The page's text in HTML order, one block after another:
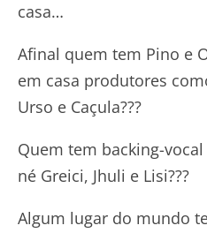
casa…
Afinal quem tem Pino e
em casa produtores
Urso e Caçula???
Quem tem backing-
né Greici, Jhuli e Lisi???
Algum lugar do mundo